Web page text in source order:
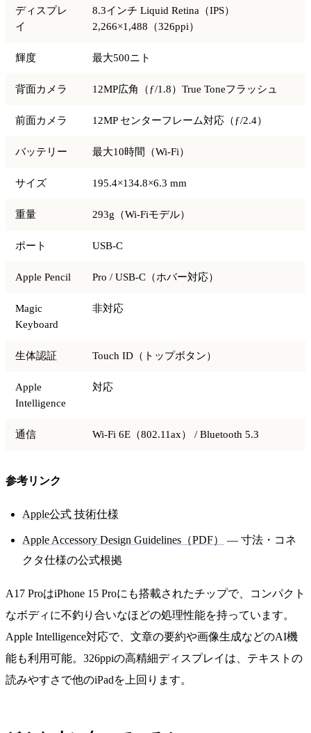
ディスプレ
イ
8.3インチ Liquid Retina（IPS）
2,266×1,488（326ppi）
輝度 最大500ニト
背面カメラ 12MP広角（ƒ/1.8）True Toneフラッシュ
前面カメラ 12MP センターフレーム対応（ƒ/2.4）
バッテリー 最大10時間（Wi-Fi）
サイズ 195.4×134.8×6.3 mm
重量 293g（Wi-Fiモデル）
ポート USB-C
Apple Pencil Pro / USB-C（ホバー対応）
Magic
Keyboard
非対応
生体認証 Touch ID（トップボタン）
Apple
Intelligence
対応
通信 Wi-Fi 6E（802.11ax） / Bluetooth 5.3
参考リンク
Apple公式 技術仕様
Apple Accessory Design Guidelines（PDF）
— 寸法・コネ
クタ仕様の公式根拠
A17 ProはiPhone 15 Proにも搭載されたチップで、コンパクト
なボディに不釣り合いなほどの処理性能を持っています。
Apple Intelligence対応で、文章の要約や画像生成などのAI機
能も利用可能。326ppiの高精細ディスプレイは、テキストの
読みやすさで他のiPadを上回ります。